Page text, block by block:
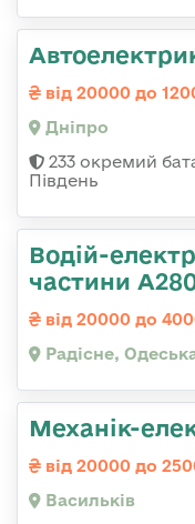
від 20000 до
Дніпро
233 окремий
Південь
Водій-
частини
від 20000 до
Радісне,
Механік-
від 20000 до
Васильків